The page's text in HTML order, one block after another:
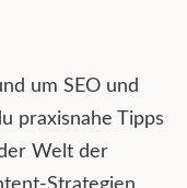
um SEO und
praxisnahe Tipps
Welt der